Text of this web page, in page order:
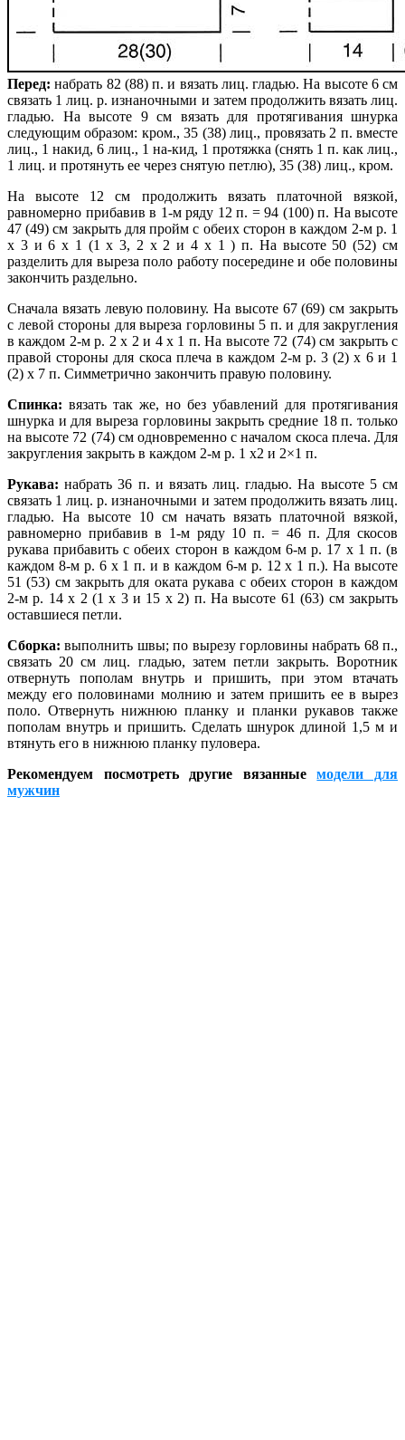
Перед: набрать 82 (88) п. и вязать лиц. гладью. На высоте 6 см
связать 1 лиц. р. изнаночными и затем продолжить вязать лиц.
гладью. На высоте 9 см вязать для протягивания шнурка
следующим образом: кром., 35 (38) лиц., провязать 2 п. вместе
лиц., 1 накид, 6 лиц., 1 на-кид, 1 протяжка (снять 1 п. как лиц.,
1 лиц. и протянуть ее через снятую петлю), 35 (38) лиц., кром.
На высоте 12 см продолжить вязать платочной вязкой,
равномерно прибавив в 1-м ряду 12 п. = 94 (100) п. На высоте
47 (49) см закрыть для пройм с обеих сторон в каждом 2-м р. 1
х 3 и 6 х 1 (1 х 3, 2 х 2 и 4 х 1 ) п. На высоте 50 (52) см
разделить для выреза поло работу посередине и обе половины
закончить раздельно.
Сначала вязать левую половину. На высоте 67 (69) см закрыть
с левой стороны для выреза горловины 5 п. и для закругления
в каждом 2-м р. 2 х 2 и 4 х 1 п. На высоте 72 (74) см закрыть с
правой стороны для скоса плеча в каждом 2-м р. 3 (2) х 6 и 1
(2) х 7 п. Симметрично закончить правую половину.
Спинка: вязать так же, но без убавлений для протягивания
шнурка и для выреза горловины закрыть средние 18 п. только
на высоте 72 (74) см одновременно с началом скоса плеча. Для
закругления закрыть в каждом 2-м р. 1 х2 и 2×1 п.
Рукава: набрать 36 п. и вязать лиц. гладью. На высоте 5 см
связать 1 лиц. р. изнаночными и затем продолжить вязать лиц.
гладью. На высоте 10 см начать вязать платочной вязкой,
равномерно прибавив в 1-м ряду 10 п. = 46 п. Для скосов
рукава прибавить с обеих сторон в каждом 6-м р. 17 х 1 п. (в
каждом 8-м р. 6 х 1 п. и в каждом 6-м р. 12 х 1 п.). На высоте
51 (53) см закрыть для оката рукава с обеих сторон в каждом
2-м р. 14 х 2 (1 х 3 и 15 х 2) п. На высоте 61 (63) см закрыть
оставшиеся петли.
Сборка: выполнить швы; по вырезу горловины набрать 68 п.,
связать 20 см лиц. гладью, затем петли закрыть. Воротник
отвернуть пополам внутрь и пришить, при этом втачать
между его половинами молнию и затем пришить ее в вырез
поло. Отвернуть нижнюю планку и планки рукавов также
пополам внутрь и пришить. Сделать шнурок длиной 1,5 м и
втянуть его в нижнюю планку пуловера.
Рекомендуем посмотреть другие вязанныемодели для
мужчин